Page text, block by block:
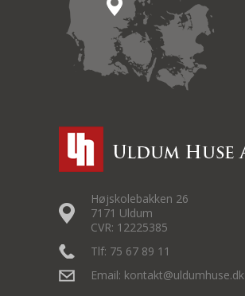
Højskolebakken 26
7171 Uldum
CVR: 12225385
Tlf: 75 67 89 11
Email: kontakt@uldumhuse.dk